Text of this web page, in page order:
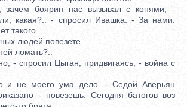
боярин нас вызывал с конями, -
ли, какая?.. - спросил Ивашка. - За нами.
такого...
людей повезете...
ломать?..
спросил Цыган, придвигаясь, - война с
моего ума дело. - Седой Аверьян
- повезешь. Сегодня батогов воз